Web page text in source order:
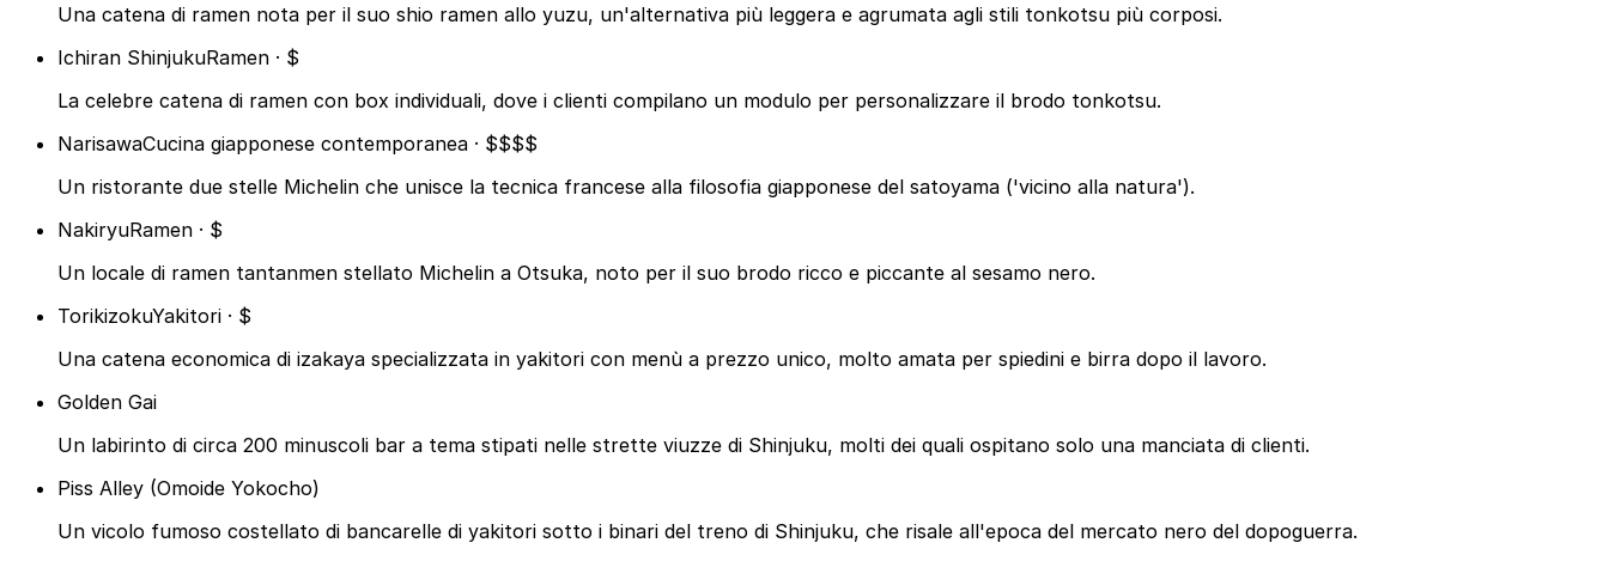
Una catena di ramen nota per il suo shio ramen allo yuzu, un'alternativa più leggera e agrumata agli stili tonkotsu più corposi.
Ichiran ShinjukuRamen · $
La celebre catena di ramen con box individuali, dove i clienti compilano un modulo per personalizzare il brodo tonkotsu.
NarisawaCucina giapponese contemporanea · $$$$
Un ristorante due stelle Michelin che unisce la tecnica francese alla filosofia giapponese del satoyama ('vicino alla natura').
NakiryuRamen · $
Un locale di ramen tantanmen stellato Michelin a Otsuka, noto per il suo brodo ricco e piccante al sesamo nero.
TorikizokuYakitori · $
Una catena economica di izakaya specializzata in yakitori con menù a prezzo unico, molto amata per spiedini e birra dopo il lavoro.
Golden Gai
Un labirinto di circa 200 minuscoli bar a tema stipati nelle strette viuzze di Shinjuku, molti dei quali ospitano solo una manciata di clienti.
Piss Alley (Omoide Yokocho)
Un vicolo fumoso costellato di bancarelle di yakitori sotto i binari del treno di Shinjuku, che risale all'epoca del mercato nero del dopoguerra.